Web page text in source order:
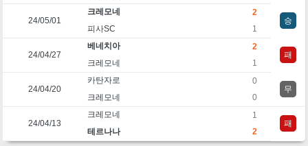
24/05/01
크레모네
2
승
피사SC
1
24/04/27
베네치아
2
패
크레모네
1
24/04/20
카탄자로
0
무
크레모네
0
24/04/13
크레모네
1
패
테르나나
2